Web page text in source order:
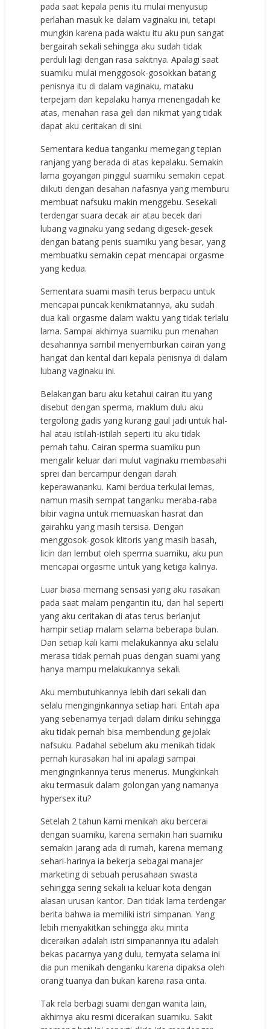
pada saat kepala penis itu mulai menyusup
perlahan masuk ke dalam vaginaku ini, tetapi
mungkin karena pada waktu itu aku pun sangat
bergairah sekali sehingga aku sudah tidak
perduli lagi dengan rasa sakitnya. Apalagi saat
suamiku mulai menggosok-gosokkan batang
penisnya itu di dalam vaginaku, mataku
terpejam dan kepalaku hanya menengadah ke
atas, menahan rasa geli dan nikmat yang tidak
dapat aku ceritakan di sini.
Sementara kedua tanganku memegang tepian
ranjang yang berada di atas kepalaku. Semakin
lama goyangan pinggul suamiku semakin cepat
diikuti dengan desahan nafasnya yang memburu
membuat nafsuku makin menggebu. Sesekali
terdengar suara decak air atau becek dari
lubang vaginaku yang sedang digesek-gesek
dengan batang penis suamiku yang besar, yang
membuatku semakin cepat mencapai orgasme
yang kedua.
Sementara suami masih terus berpacu untuk
mencapai puncak kenikmatannya, aku sudah
dua kali orgasme dalam waktu yang tidak terlalu
lama. Sampai akhirnya suamiku pun menahan
desahannya sambil menyemburkan cairan yang
hangat dan kental dari kepala penisnya di dalam
lubang vaginaku ini.
Belakangan baru aku ketahui cairan itu yang
disebut dengan sperma, maklum dulu aku
tergolong gadis yang kurang gaul jadi untuk hal-
hal atau istilah-istilah seperti itu aku tidak
pernah tahu. Cairan sperma suamiku pun
mengalir keluar dari mulut vaginaku membasahi
sprei dan bercampur dengan darah
keperawananku. Kami berdua terkulai lemas,
namun masih sempat tanganku meraba-raba
bibir vagina untuk memuaskan hasrat dan
gairahku yang masih tersisa. Dengan
menggosok-gosok klitoris yang masih basah,
licin dan lembut oleh sperma suamiku, aku pun
mencapai orgasme untuk yang ketiga kalinya.
Luar biasa memang sensasi yang aku rasakan
pada saat malam pengantin itu, dan hal seperti
yang aku ceritakan di atas terus berlanjut
hampir setiap malam selama beberapa bulan.
Dan setiap kali kami melakukannya aku selalu
merasa tidak pernah puas dengan suami yang
hanya mampu melakukannya sekali.
Aku membutuhkannya lebih dari sekali dan
selalu menginginkannya setiap hari. Entah apa
yang sebenarnya terjadi dalam diriku sehingga
aku tidak pernah bisa membendung gejolak
nafsuku. Padahal sebelum aku menikah tidak
pernah kurasakan hal ini apalagi sampai
menginginkannya terus menerus. Mungkinkah
aku termasuk dalam golongan yang namanya
hypersex itu?
Setelah 2 tahun kami menikah aku bercerai
dengan suamiku, karena semakin hari suamiku
semakin jarang ada di rumah, karena memang
sehari-harinya ia bekerja sebagai manajer
marketing di sebuah perusahaan swasta
sehingga sering sekali ia keluar kota dengan
alasan urusan kantor. Dan tidak lama terdengar
berita bahwa ia memiliki istri simpanan. Yang
lebih menyakitkan sehingga aku minta
diceraikan adalah istri simpanannya itu adalah
bekas pacarnya yang dulu, ternyata selama ini
dia pun menikah denganku karena dipaksa oleh
orang tuanya dan bukan karena rasa cinta.
Tak rela berbagi suami dengan wanita lain,
akhirnya aku resmi diceraikan suamiku. Sakit